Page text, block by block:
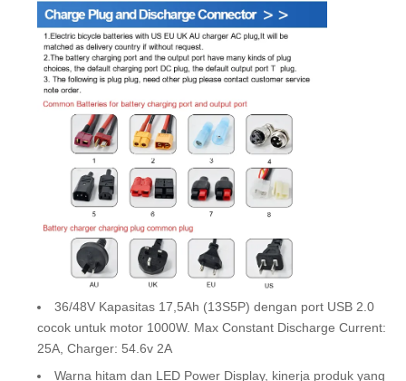
36/48V Kapasitas 17,5Ah (13S5P) dengan port USB 2.0
cocok untuk motor 1000W. Max Constant Discharge Current:
25A, Charger: 54.6v 2A
Warna hitam dan LED Power Display, kinerja produk yang